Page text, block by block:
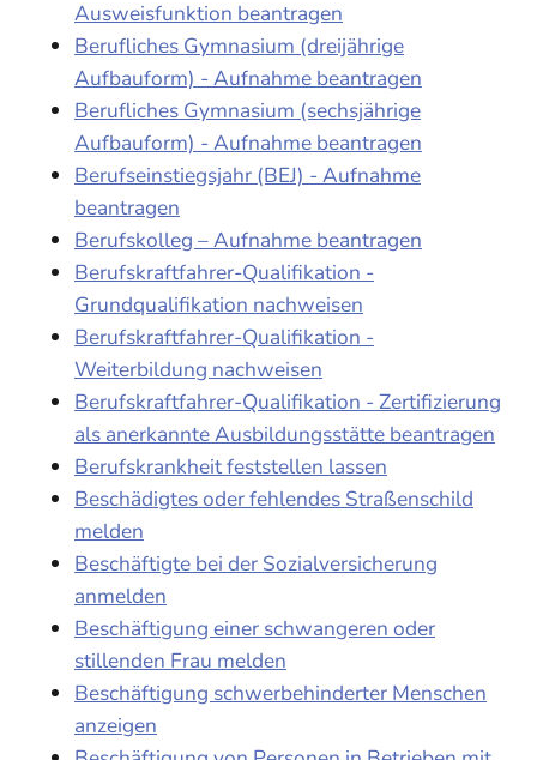
Ausweisfunktion beantragen
Berufliches Gymnasium (dreijährige
Aufbauform) - Aufnahme beantragen
Berufliches Gymnasium (sechsjährige
Aufbauform) - Aufnahme beantragen
Berufseinstiegsjahr (BEJ) - Aufnahme
beantragen
Berufskolleg – Aufnahme beantragen
Berufskraftfahrer-Qualifikation -
Grundqualifikation nachweisen
Berufskraftfahrer-Qualifikation -
Weiterbildung nachweisen
Berufskraftfahrer-Qualifikation - Zertifizierung
als anerkannte Ausbildungsstätte beantragen
Berufskrankheit feststellen lassen
Beschädigtes oder fehlendes Straßenschild
melden
Beschäftigte bei der Sozialversicherung
anmelden
Beschäftigung einer schwangeren oder
stillenden Frau melden
Beschäftigung schwerbehinderter Menschen
anzeigen